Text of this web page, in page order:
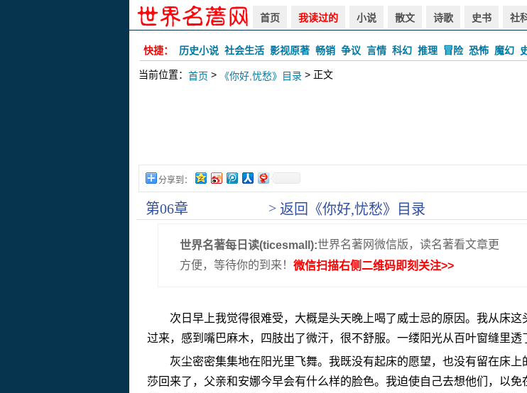
首页 我读过的 小说 散文 诗歌 史书 社
快捷： 历史小说 社会生活 影视原著 畅销 争议 言情 科幻 推理 冒险 恐怖 魔幻
当前位置： 首页 > 《你好,忧愁》目录 > 正文
分享到：
第06章 > 返回《你好,忧愁》目录
世界名著每日读(ticesmall):世界名著网微信版，读名著看文章更
方便，等待你的到来！ 微信扫描右侧二维码即刻关注>>
次日早上我觉得很难受，大概是头天晚上喝了威士忌的原因。我从床这
过来，感到嘴巴麻木，四肢出了微汗，很不舒服。一缕阳光从百叶窗缝里透
灰尘密密集集地在阳光里飞舞。我既没有起床的愿望，也没有留在床上
莎回来了，父亲和安娜今早会有什么样的脸色。我迫使自己去想他们，以免